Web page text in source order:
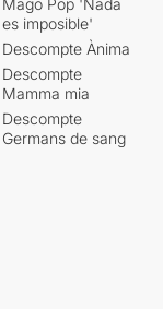
es imposible'
Descompte Ànima
Descompte
Mamma mia
Descompte
Germans de sang